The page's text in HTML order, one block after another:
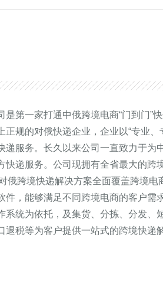
是第一家打通中俄跨境电商“门到门”
正规的对俄快递企业，企业以“专业
递服务。长久以来公司一直致力于为
快递服务。公司现拥有全省最大的跨
俄跨境快递解决方案全面覆盖跨境
件，能够满足不同跨境电商的客户需
系统为依托，及集货、分拣、分发、
退税等为客户提供一站式的跨境快递